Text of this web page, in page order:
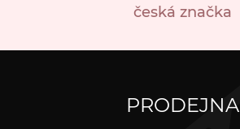
česká značka
PRODEJNA